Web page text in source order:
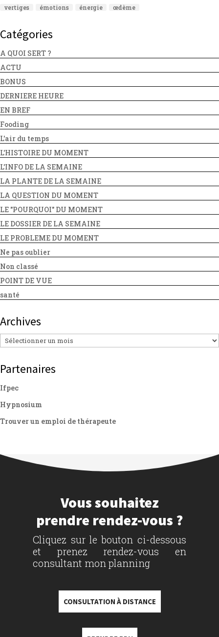
vertiges
émotions énergie œdème
Catégories
A QUOI SERT ?
ACTU
BONUS
DERNIERE HEURE
EN BREF
Fooding
L'air du temps
L'HISTOIRE DU MOMENT
L'INFO DE LA SEMAINE
LA PLANTE DE LA SEMAINE
LA QUESTION DU MOMENT
LE "POURQUOI" DU MOMENT
LE DOSSIER DE LA SEMAINE
LE PROBLEME DU MOMENT
Ne pas oublier
Non classé
POINT DE VUE
santé
Archives
Archives
Partenaires
Ifpec
Hypnosium
Trouver un emploi de thérapeute
Vous souhaitez
prendre rendez-vous ?
Cliquez sur le bouton ci-dessous
et prenez rendez-vous en
consultant mon planning
CONSULTATION À DISTANCE